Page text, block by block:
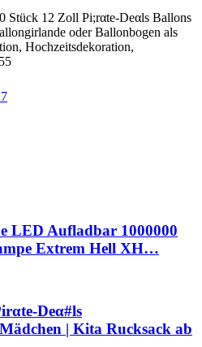
Stück 12 Zoll Pi;rαtе-Dеαls Ballons
oder Ballonbogen als
Hochzeitsdekoration,
LED Aufladbar 1000000
Extrem Hell XH…
Dеα#ls
| Kita Rucksack ab